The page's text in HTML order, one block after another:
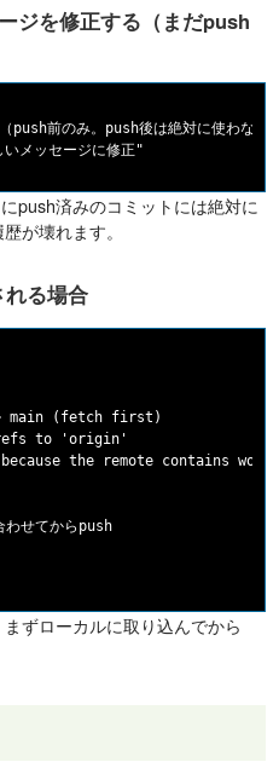
ジを修正する（まだpush
push前のみ。push後は絶対に使わない
push済みのコミットには絶対に
が壊れます。
る場合
(fetch first)
to 'origin'
the remote contains
せてからpush
ずローカルに取り込んでから